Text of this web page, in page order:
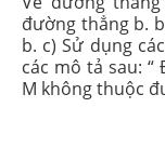
đường thẳng b.
b. c) Sử dụng
các mô tả sau:
M không thuộc